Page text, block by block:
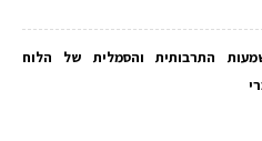
התרבותית והסמלית של הלוח